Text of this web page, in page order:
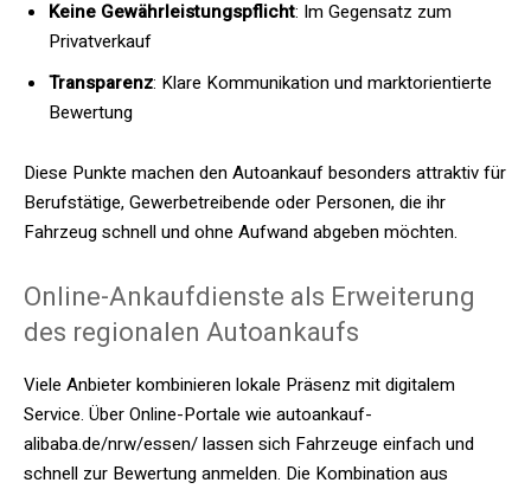
Keine Gewährleistungspflicht: Im Gegensatz zum
Privatverkauf
Transparenz: Klare Kommunikation und marktorientierte
Bewertung
Diese Punkte machen den Autoankauf besonders attraktiv für
Berufstätige, Gewerbetreibende oder Personen, die ihr
Fahrzeug schnell und ohne Aufwand abgeben möchten.
Online-Ankaufdienste als Erweiterung
des regionalen Autoankaufs
Viele Anbieter kombinieren lokale Präsenz mit digitalem
Service. Über Online-Portale wie autoankauf-
alibaba.de/nrw/essen/ lassen sich Fahrzeuge einfach und
schnell zur Bewertung anmelden. Die Kombination aus